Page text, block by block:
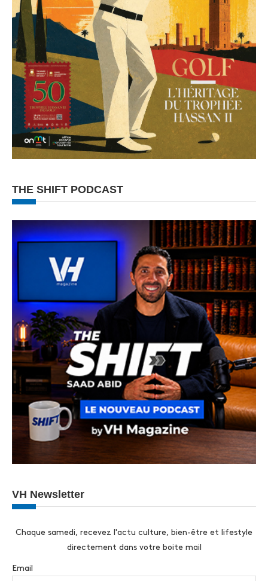
THE SHIFT PODCAST
VH Newsletter
Chaque samedi, recevez l'actu culture, bien-être et lifestyle
directement dans votre boite mail
Email